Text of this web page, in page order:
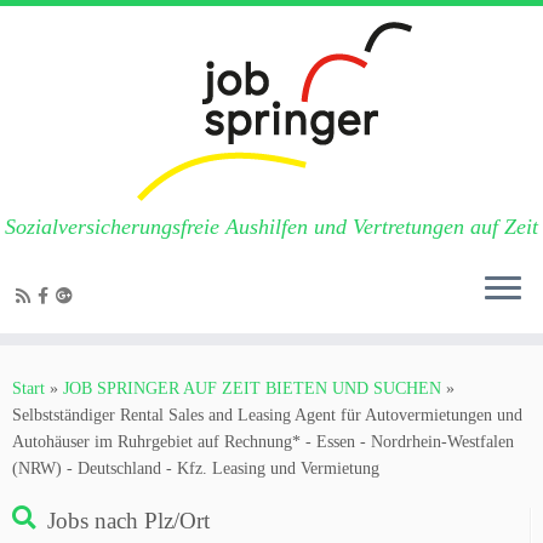
Inhalt
springen
Sozialversicherungsfreie Aushilfen und Vertretungen auf Zeit
Start » JOB SPRINGER AUF ZEIT BIETEN UND SUCHEN »
Selbstständiger Rental Sales and Leasing Agent für Autovermietungen und
Autohäuser im Ruhrgebiet auf Rechnung* - Essen - Nordrhein-Westfalen
(NRW) - Deutschland - Kfz. Leasing und Vermietung
Jobs nach Plz/Ort